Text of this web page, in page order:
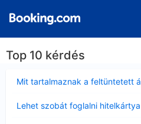
Top 10 kérdés
Mit tartalmaznak a feltüntetett
Lehet szobát foglalni